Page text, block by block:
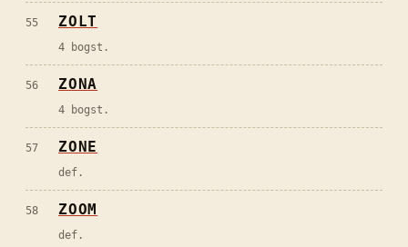
55 ZOLT
4 bogst.
56 ZONA
4 bogst.
57 ZONE
def.
58 ZOOM
def.